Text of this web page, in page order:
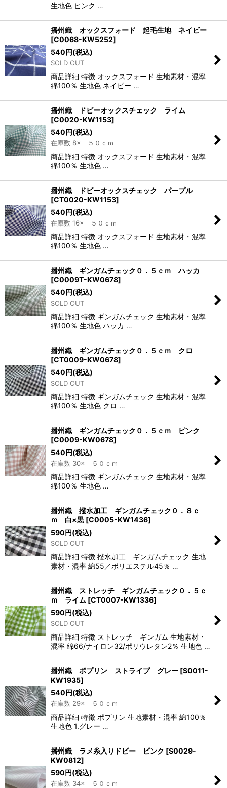
生地色 ピンク …
播州織 オックスフォード 起毛生地 ネイビー
[C0068-KW5252]
540円(税込)
SOLD OUT
商品詳細 特徴 オックスフォード 生地素材・混率
綿100％ 生地色 ネイビー …
播州織 ドビーオックスチェック ライム
[C0020-KW1153]
540円(税込)
在庫数 8× ５０ｃｍ
商品詳細 特徴 オックスフォード 生地素材・混率
綿100％ 生地色 …
播州織 ドビーオックスチェック パープル
[CT0020-KW1153]
540円(税込)
在庫数 16× ５０ｃｍ
商品詳細 特徴 オックスフォード 生地素材・混率
綿100％ 生地色 …
播州織 ギンガムチェック０．５ｃｍ ハッカ
[C0009T-KW0678]
540円(税込)
SOLD OUT
商品詳細 特徴 ギンガムチェック 生地素材・混率
綿100％ 生地色 ハッカ …
播州織 ギンガムチェック０．５ｃｍ クロ
[CT0009-KW0678]
540円(税込)
SOLD OUT
商品詳細 特徴 ギンガムチェック 生地素材・混率
綿100％ 生地色 クロ …
播州織 ギンガムチェック０．５ｃｍ ピンク
[C0009-KW0678]
540円(税込)
在庫数 30× ５０ｃｍ
商品詳細 特徴 ギンガムチェック 生地素材・混率
綿100％ 生地色 …
播州織 撥水加工 ギンガムチェック０．８ｃ
ｍ 白×黒 [C0005-KW1436]
590円(税込)
SOLD OUT
商品詳細 特徴 撥水加工 ギンガムチェック 生地
素材・混率 綿55／ポリエステル45％ …
播州織 ストレッチ ギンガムチェック０．５ｃ
ｍ ライム [CT0007-KW1336]
590円(税込)
SOLD OUT
商品詳細 特徴 ストレッチ ギンガム 生地素材・
混率 綿66/ナイロン32/ポリウレタン2％ 生地色 …
播州織 ポプリン ストライプ グレー [S0011-
KW1935]
540円(税込)
在庫数 29× ５０ｃｍ
商品詳細 特徴 ポプリン 生地素材・混率 綿100％
生地色 1.グレー …
播州織 ラメ糸入りドビー ピンク [S0029-
KW0812]
590円(税込)
在庫数 34× ５０ｃｍ